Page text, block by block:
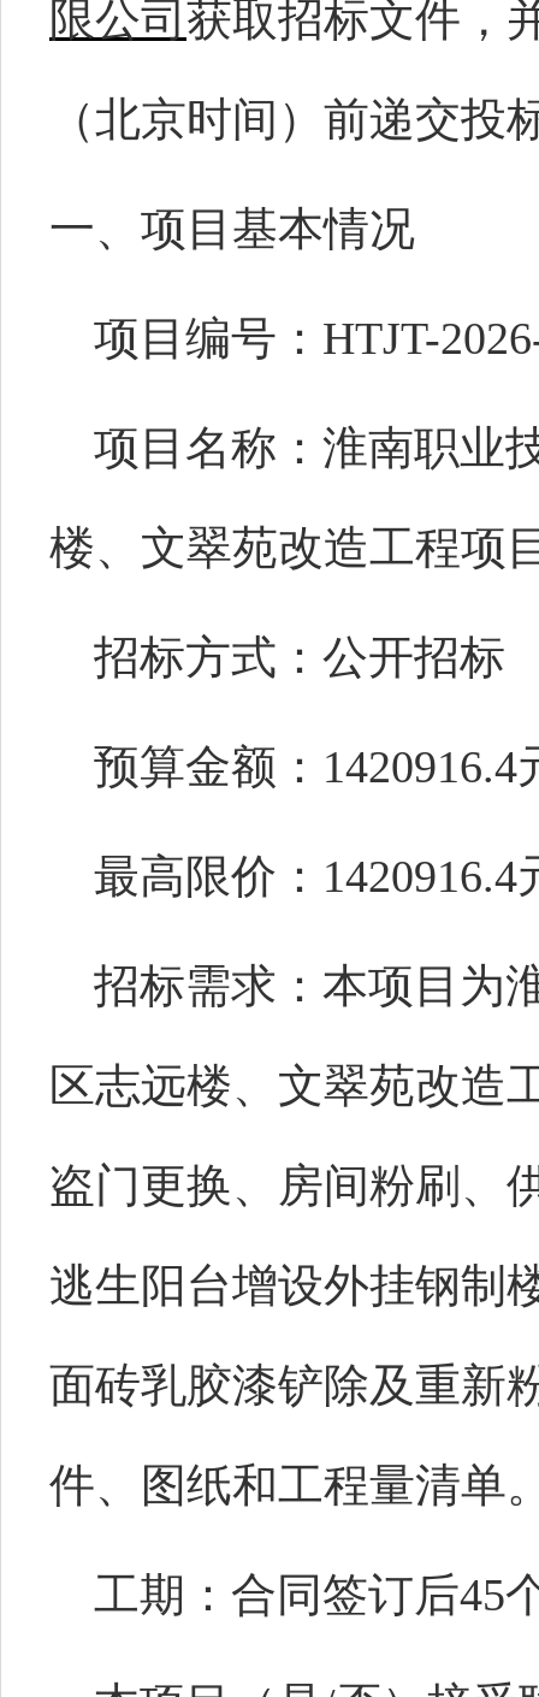
限公司 获取招标文件，
（北京时间）前递交投
一、项目基本情况
项目编号： HTJT-
项目名称：淮南职业
楼、文翠苑改造工程项
招标方式：公开招标
预算金额：
最高限价： 1420916.4
招标需求：本项目为
区志远楼、文翠苑改造
盗门更换、房间粉刷、
逃生阳台增设外挂钢制
面砖乳胶漆铲除及重新
件、图纸和工程量清单
工期：合同签订后45